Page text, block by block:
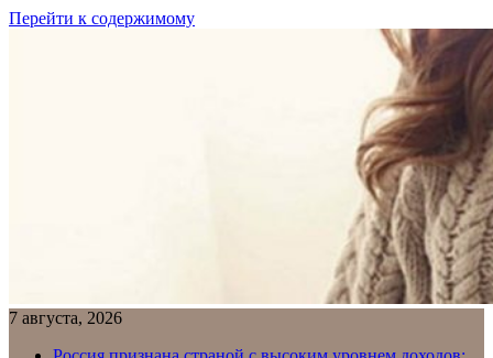
Перейти к содержимому
7 августа, 2026